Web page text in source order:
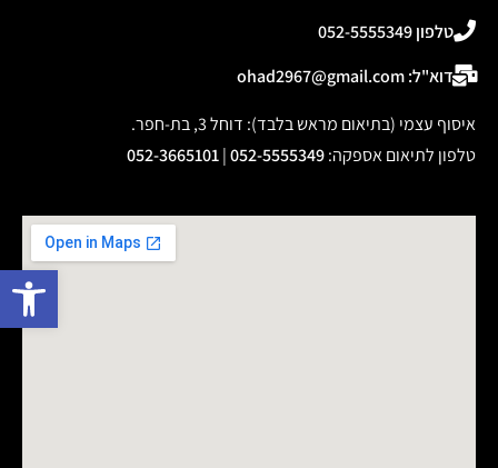
טלפון 052-5555349
דוא"ל: ohad2967@gmail.com
איסוף עצמי (בתיאום מראש בלבד): דוחל 3, בת-חפר.
טלפון לתיאום אספקה:
052-5555349
|
052-3665101